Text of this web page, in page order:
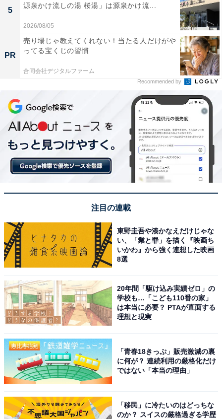
5
源泉かけ流しの湯 桜湯」は源泉かけ流...
2026/08/05
PR
売り場じゃ教えてくれない！当たる人だけがや
ってる宝くじの習慣
合同会社デジタルファーム
Recommended by
注目の連載
東野圭吾や湊かなえだけじゃな
い、「業と罪」を描く『映画ち
いかわ』から強く連想した映画
8選
20年間「駆け込み実績ゼロ」の
学校も…「こども110番の家」
は本当に必要？ PTAが直面する
理想と現実
「青春18きっぷ」販売激減の裏
に何が？ 連続利用の厳格化だけ
ではない「本当の理由」
「移民」に冷たいのはどっちな
のか？ スイスの厳格過ぎる学歴